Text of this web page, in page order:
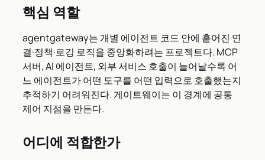
핵심 역할
agentgateway는 개별 에이전트 코드 안에 흩어진 연
결·정책·로깅 로직을 중앙화하려는 프로젝트다. MCP
서버, AI 에이전트, 외부 서비스 호출이 늘어날수록 어
느 에이전트가 어떤 도구를 어떤 입력으로 호출했는지
추적하기 어려워진다. 게이트웨이는 이 경계에 공통
제어 지점을 만든다.
어디에 적합한가